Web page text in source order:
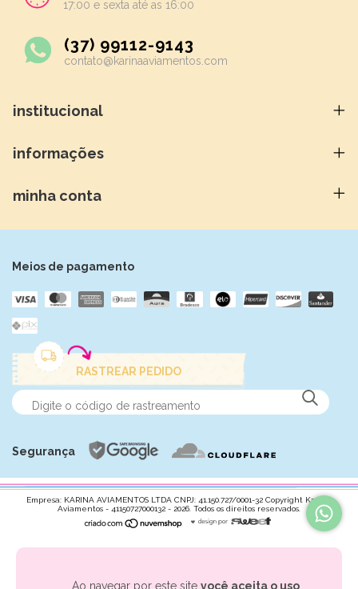
Ao navegar por este site você aceita o uso
17:00 e sexta até as 16:00
(37) 99112-9143
contato@karinaaviamentos.com
institucional
informações
minha conta
Meios de pagamento
RASTREAR PEDIDO
Segurança
Empresa: KARINA AVIAMENTOS LTDA CNPJ: 41.150.727/0001-32 Copyright Karina
Aviamentos - 41150727000132 - 2026. Todos os direitos reservados.